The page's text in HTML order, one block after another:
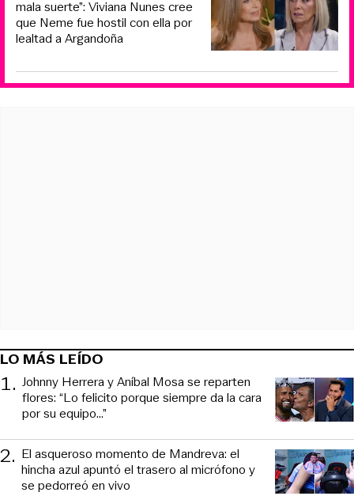
mala suerte”: Viviana Nunes cree
que Neme fue hostil con ella por
lealtad a Argandoña
LO MÁS LEÍDO
1. Johnny Herrera y Aníbal Mosa se reparten
flores: “Lo felicito porque siempre da la cara
por su equipo…”
2. El asqueroso momento de Mandreva: el
hincha azul apuntó el trasero al micrófono y
se pedorreó en vivo